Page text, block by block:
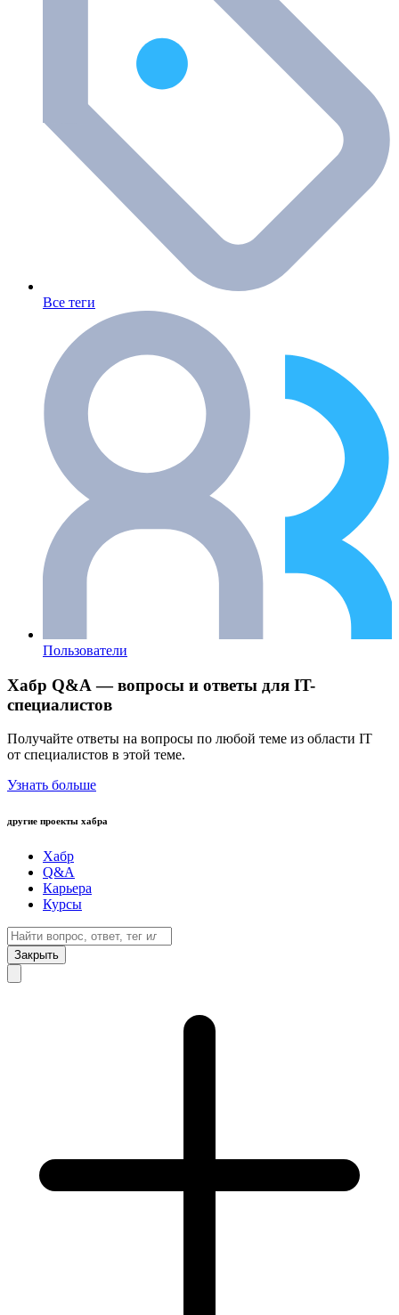
Все теги
Пользователи
Хабр Q&A — вопросы и ответы для IT-
специалистов
Получайте ответы на вопросы по любой теме из области IT
от специалистов в этой теме.
Узнать больше
другие проекты хабра
Хабр
Q&A
Карьера
Курсы
Закрыть